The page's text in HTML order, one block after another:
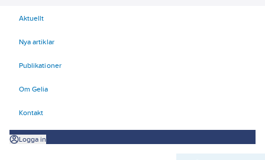
Aktuellt
Nya artiklar
Publikationer
Om Gelia
Kontakt
Logga in